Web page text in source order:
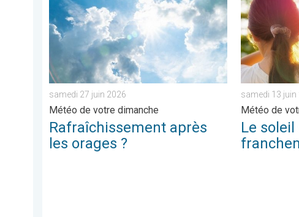
samedi 27 juin 2026
Météo de votre dimanche
Rafraîchissement après
les orages ?
samedi 13 juin
Météo de
Le